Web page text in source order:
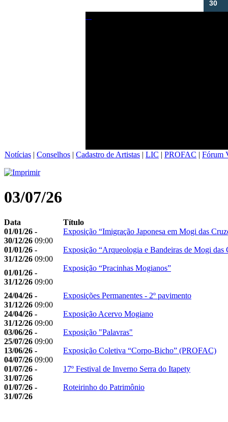
30
Notícias | Conselhos | Cadastro de Artistas | LIC | PROFAC | Fórum
03/07/26
Data
Título
01/01/26 -
30/12/26 09:00
Exposição “Imigração Japonesa em Mogi das
01/01/26 -
31/12/26 09:00
Exposição “Arqueologia e Bandeiras de Mogi das
01/01/26 -
31/12/26 09:00
Exposição “Pracinhas Mogianos”
24/04/26 -
31/12/26 09:00
Exposições Permanentes - 2º pavimento
24/04/26 -
31/12/26 09:00
Exposição Acervo Mogiano
03/06/26 -
25/07/26 09:00
Exposição "Palavras"
13/06/26 -
04/07/26 09:00
Exposição Coletiva “Corpo-Bicho” (PROFAC)
01/07/26 -
31/07/26
17º Festival de Inverno Serra do Itapety
01/07/26 -
31/07/26
Roteirinho do Patrimônio